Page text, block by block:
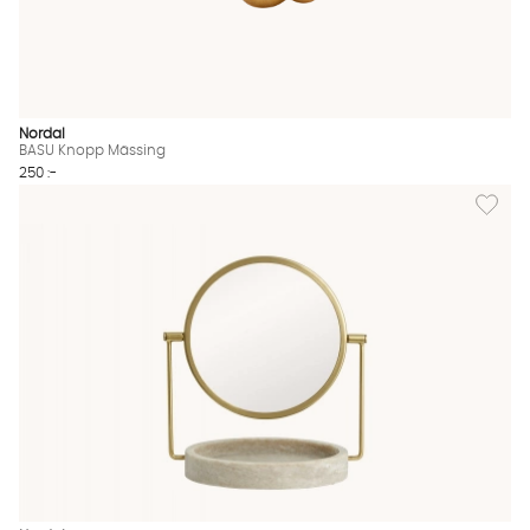
Nordal
BASU Knopp Mässing
250 :-
Lägg